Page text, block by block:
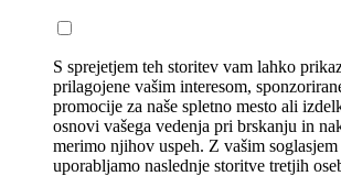
S sprejetjem teh storitev vam lahko
prilagojene vašim interesom,
promocije za naše spletno mesto ali
osnovi vašega vedenja pri brskanju in
merimo njihov uspeh. Z vašim
uporabljamo naslednje storitve tretjih